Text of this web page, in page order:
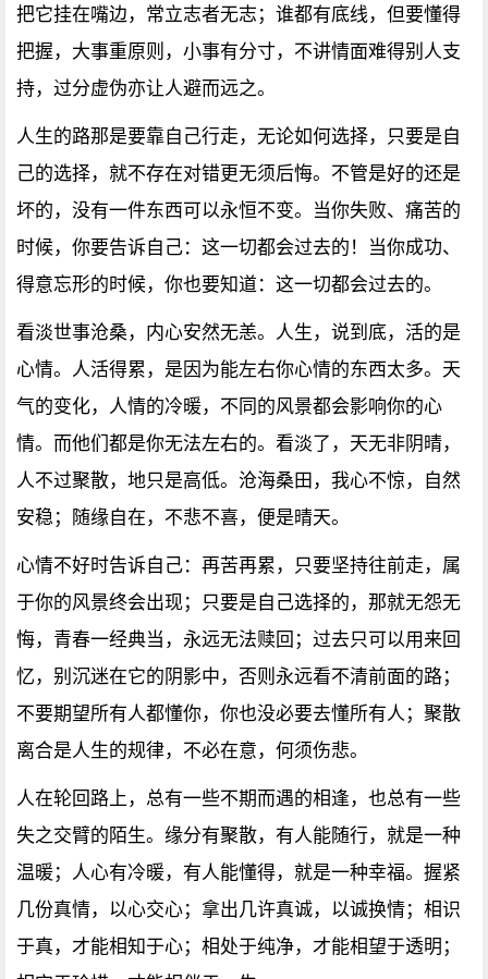
把它挂在嘴边，常立志者无志；谁都有底线，但要懂得
把握，大事重原则，小事有分寸，不讲情面难得别人支
持，过分虚伪亦让人避而远之。
人生的路那是要靠自己行走，无论如何选择，只要是自
己的选择，就不存在对错更无须后悔。不管是好的还是
坏的，没有一件东西可以永恒不变。当你失败、痛苦的
时候，你要告诉自己：这一切都会过去的！当你成功、
得意忘形的时候，你也要知道：这一切都会过去的。
看淡世事沧桑，内心安然无恙。人生，说到底，活的是
心情。人活得累，是因为能左右你心情的东西太多。天
气的变化，人情的冷暖，不同的风景都会影响你的心
情。而他们都是你无法左右的。看淡了，天无非阴晴，
人不过聚散，地只是高低。沧海桑田，我心不惊，自然
安稳；随缘自在，不悲不喜，便是晴天。
心情不好时告诉自己：再苦再累，只要坚持往前走，属
于你的风景终会出现；只要是自己选择的，那就无怨无
悔，青春一经典当，永远无法赎回；过去只可以用来回
忆，别沉迷在它的阴影中，否则永远看不清前面的路；
不要期望所有人都懂你，你也没必要去懂所有人；聚散
离合是人生的规律，不必在意，何须伤悲。
人在轮回路上，总有一些不期而遇的相逢，也总有一些
失之交臂的陌生。缘分有聚散，有人能随行，就是一种
温暖；人心有冷暖，有人能懂得，就是一种幸福。握紧
几份真情，以心交心；拿出几许真诚，以诚换情；相识
于真，才能相知于心；相处于纯净，才能相望于透明；